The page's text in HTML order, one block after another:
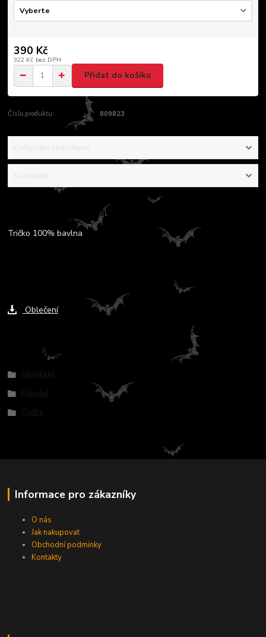
390 Kč
322 Kč bez DPH
Přidat do košíku
Číslo produktu: 809823
Kompletní specifikace
Ke stažení
Kompletní specifikace
Tričko 100% bavlna
Oblečení
Zboží zařazeno v kategoriích
Informace pro zákazníky
O nás
Jak nakupovat
Obchodní podmínky
Kontakty